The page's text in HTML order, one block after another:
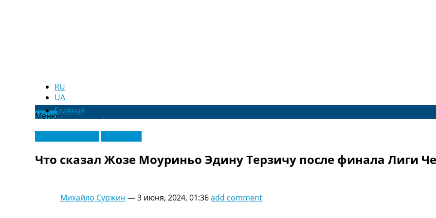
RU
UA
МенюГлавная
Новости футбола
Видео
Трансферы
Новости футбола Украины
Последние комментарии
Рейтинги
Что сказал Жозе Моуриньо Эдину Терзичу после финала Лиги
Михайло Суржин —3 июня, 2024, 01:36add comment